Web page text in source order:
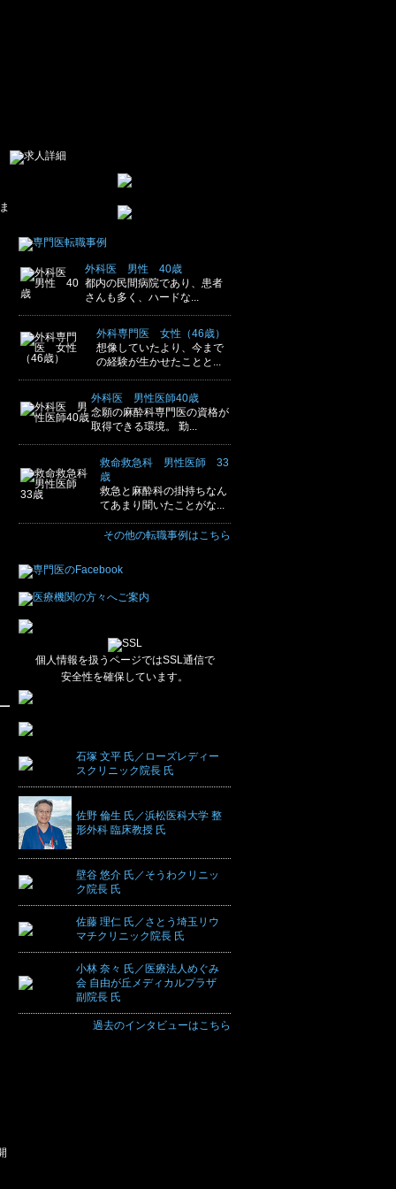
外科医 男性 40歳
都内の民間病院であり、患者
さんも多く、ハードな...
外科専門医 女性（46歳）
想像していたより、今まで
の経験が生かせたことと...
外科医 男性医師40歳
念願の麻酔科専門医の資格が
取得できる環境。 勤...
救命救急科 男性医師 33
歳
救急と麻酔科の掛持ちなん
てあまり聞いたことがな...
その他の転職事例はこちら
個人情報を扱うページではSSL通信で
安全性を確保しています。
石塚 文平 氏／ローズレディー
スクリニック院長 氏
佐野 倫生 氏／浜松医科大学 整
形外科 臨床教授 氏
壁谷 悠介 氏／そうわクリニッ
ク院長 氏
佐藤 理仁 氏／さとう埼玉リウ
マチクリニック院長 氏
小林 奈々 氏／医療法人めぐみ
会 自由が丘メディカルプラザ
副院長 氏
過去のインタビューはこちら